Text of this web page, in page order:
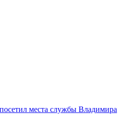
места службы Владимира